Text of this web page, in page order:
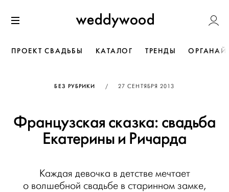
к содержанию
Weddywood
ПРОЕКТ СВАДЬБЫ КАТАЛОГ ТРЕНДЫ
БЕЗ РУБРИКИ / ОПУБЛИКОВАНО
27 СЕНТЯБРЯ 2013
Французская сказка: свадьба
Екатерины и Ричарда
Каждая девочка в детстве мечтает
о волшебной свадьбе в старинном замке,